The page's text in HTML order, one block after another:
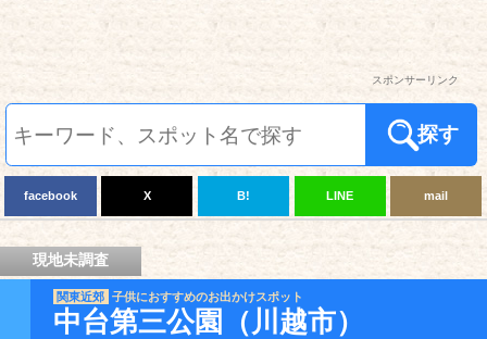
スポンサーリンク
探す
facebook X B! LINE mail
現地未調査
関東近郊 子供におすすめのお出かけスポット
中台第三公園（川越市）